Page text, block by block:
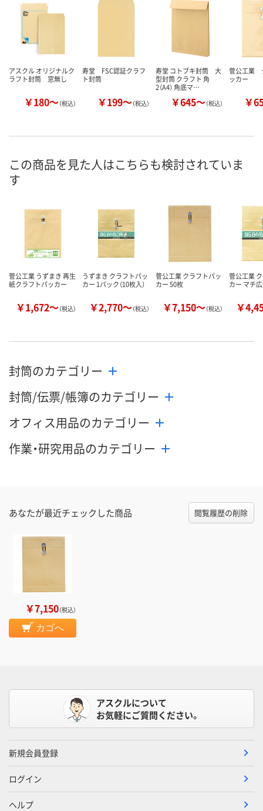
アスクル オリジナルク
ラフト封筒 窓無し
￥180～（税込）
寿堂 FSC認証クラフ
ト封筒
￥199～（税込）
寿堂 コトブキ封筒 大
型封筒 クラフト 角
2（A4） 角底マ…
￥645～（税込）
菅公工業
ッカー
￥
この商品を見た人はこちらも検討されていま
す
菅公工業 うずまき 再生
紙クラフトパッカー
￥1,672～（税込）
うずまき クラフトパッ
カー 1パック（10枚入）
￥2,770～（税込）
菅公工業 クラフトパッ
カー 50枚
￥7,150～（税込）
菅公工業
カー マチ広
￥
封筒のカテゴリー
封筒/伝票/帳簿のカテゴリー
オフィス用品のカテゴリー
作業・研究用品のカテゴリー
あなたが最近チェックした商品 閲覧履歴の削除
￥7,150（税込）
カゴへ
アスクルについて
お気軽にご質問ください。
新規会員登録
ログイン
ヘルプ